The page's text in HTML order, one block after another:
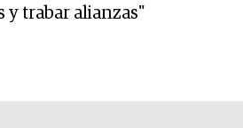
y trabar alianzas"